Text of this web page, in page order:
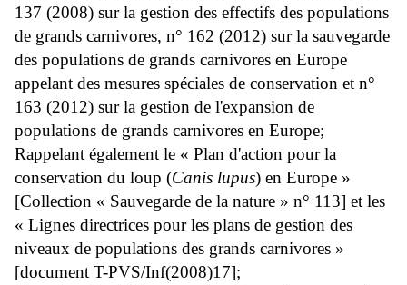
137 (2008) sur la gestion des effectifs des populations
de grands carnivores, n° 162 (2012) sur la sauvegarde
des populations de grands carnivores en Europe
appelant des mesures spéciales de conservation et n°
163 (2012) sur la gestion de l'expansion de
populations de grands carnivores en Europe;
Rappelant également le « Plan d'action pour la
conservation du loup (Canis lupus) en Europe »
[Collection « Sauvegarde de la nature » n° 113] et les
« Lignes directrices pour les plans de gestion des
niveaux de populations des grands carnivores »
[document T-PVS/Inf(2008)17];